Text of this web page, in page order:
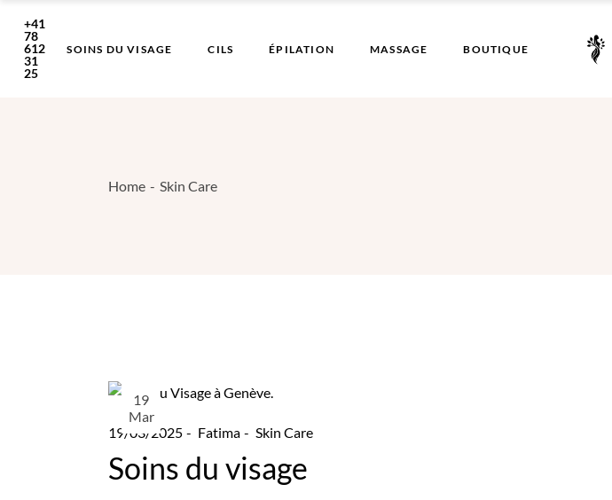
content
+41
78
612
31
25
SOINS DU VISAGE CILS ÉPILATION MASSAGE BOUTIQUE
Home Skin Care
19
Mar
19/03/2025
Fatima Skin Care
Soins du visage